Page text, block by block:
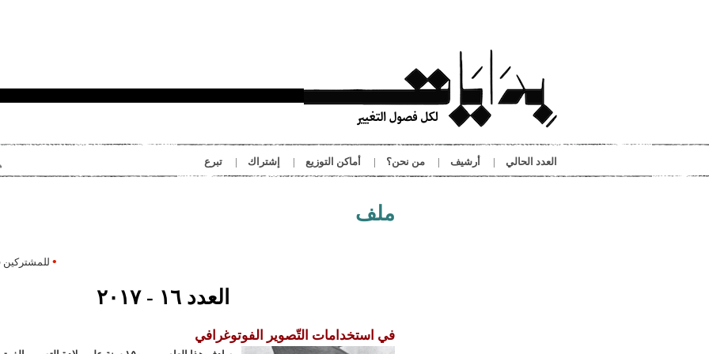
العدد الحالي أرشيف من نحن؟ أماكن التوزيع إشتراك تبرع
ملف
• للمشتركين
العدد ١٦ - ٢٠١٧
في استخدامات التّصوير الفوتوغرافي